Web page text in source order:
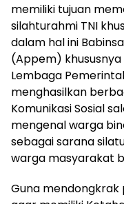
memiliki tujuan
silahturahmi TNI
dalam hal ini
(Appem)
Lembaga
menghasilkan
Komunikasi Sosial
mengenal warga
sebagai sarana
warga masyarakat
Guna